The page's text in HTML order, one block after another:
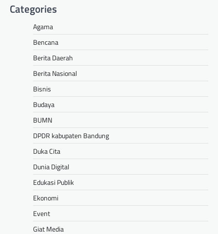
Categories
Agama
Bencana
Berita Daerah
Berita Nasional
Bisnis
Budaya
BUMN
DPDR kabupaten Bandung
Duka Cita
Dunia Digital
Edukasi Publik
Ekonomi
Event
Giat Media